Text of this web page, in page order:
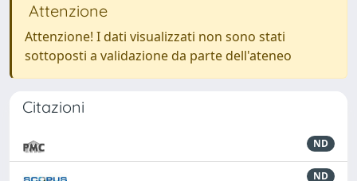
Attenzione
Attenzione! I dati visualizzati non sono stati
sottoposti a validazione da parte dell'ateneo
Citazioni
ND
ND